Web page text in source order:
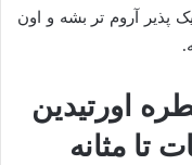
پذیر آروم تر بشه و اون
اورتیدین
تا مثانه